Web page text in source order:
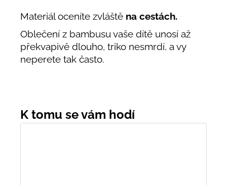
Materiál oceníte zvláště na cestách.
Oblečení z bambusu vaše dítě unosí až
překvapivě dlouho, triko nesmrdí, a vy
neperete tak často.